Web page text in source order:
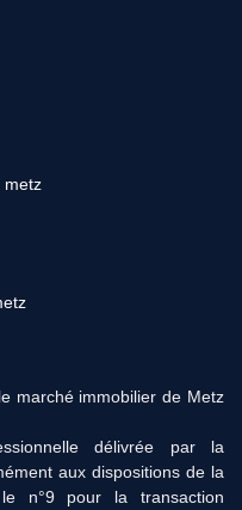
metz
marché immobilier de Metz
délivrée par la
aux dispositions de la
n°9 pour la transaction